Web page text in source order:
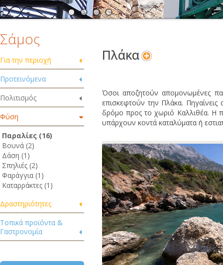
Σάμος
Για την περιοχή
Προτεινόμενα
Πολιτισμός
Φύση
Παραλίες (16)
Βουνά (2)
Δάση (1)
Σπηλιές (2)
Φαράγγια (1)
Καταρράκτες (1)
Δραστηριότητες
Τοπικά προϊόντα &
Γαστρονομία
Πλάκα
Όσοι αποζητούν απομονωμένες
επισκεφτούν την Πλάκα.
δρόμο προς το χωριό Καλλιθέα. Η
υπάρχουν κοντά καταλύματα ή